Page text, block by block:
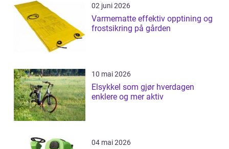
02 juni 2026
Varmematte effektiv opptining og
frostsikring på gården
10 mai 2026
Elsykkel som gjør hverdagen
enklere og mer aktiv
04 mai 2026